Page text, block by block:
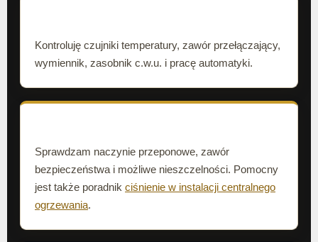
Kontroluję czujniki temperatury, zawór przełączający,
wymiennik, zasobnik c.w.u. i pracę automatyki.
Sprawdzam naczynie przeponowe, zawór
bezpieczeństwa i możliwe nieszczelności. Pomocny
jest także poradnik ciśnienie w instalacji centralnego
ogrzewania.